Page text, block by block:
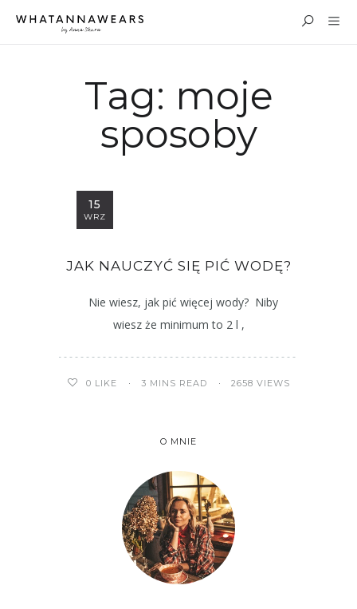
Tag: moje
sposoby
15
WRZ
JAK NAUCZYĆ SIĘ PIĆ WODĘ?
Nie wiesz, jak pić więcej wody? Niby
wiesz że minimum to 2 l ,
0 LIKE 3 MINS READ 2658 VIEWS
O MNIE